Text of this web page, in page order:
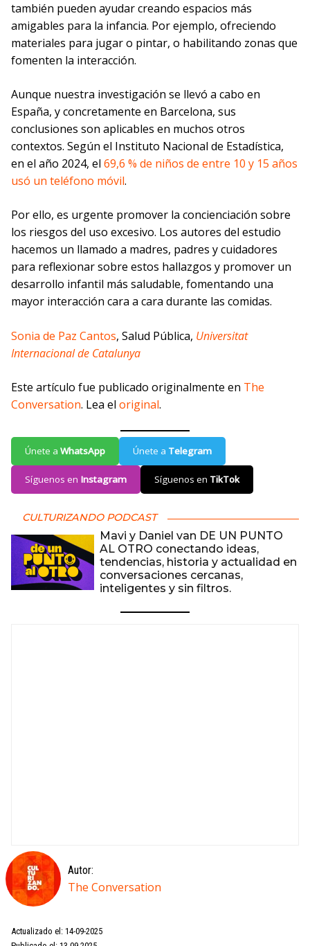
también pueden ayudar creando espacios más
amigables para la infancia. Por ejemplo, ofreciendo
materiales para jugar o pintar, o habilitando zonas que
fomenten la interacción.
Aunque nuestra investigación se llevó a cabo en
España, y concretamente en Barcelona, sus
conclusiones son aplicables en muchos otros
contextos. Según el Instituto Nacional de Estadística,
en el año 2024, el 69,6 % de niños de entre 10 y 15 años
usó un teléfono móvil.
Por ello, es urgente promover la concienciación sobre
los riesgos del uso excesivo. Los autores del estudio
hacemos un llamado a madres, padres y cuidadores
para reflexionar sobre estos hallazgos y promover un
desarrollo infantil más saludable, fomentando una
mayor interacción cara a cara durante las comidas.
Sonia de Paz Cantos, Salud Pública, Universitat
Internacional de Catalunya
Este artículo fue publicado originalmente en The
Conversation. Lea el original.
Únete a WhatsApp Únete a Telegram
Síguenos en Instagram Síguenos en TikTok
CULTURIZANDO PODCAST
Mavi y Daniel van DE UN PUNTO
AL OTRO conectando ideas,
tendencias, historia y actualidad en
conversaciones cercanas,
inteligentes y sin filtros.
Autor:
The Conversation
Actualizado el: 14-09-2025